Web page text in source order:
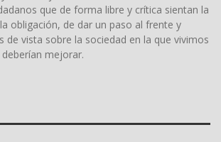
que de forma libre y crítica sientan la
obligación, de dar un paso al frente y
de vista sobre la sociedad en la que vivimos
mejorar.